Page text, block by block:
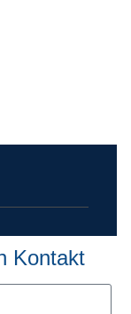
Kontakt